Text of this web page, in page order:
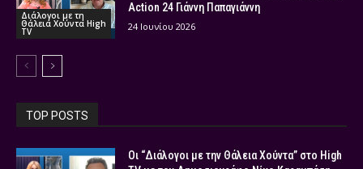
Διάλογοι με τη
Θάλεια Χούντα High
TV
Action 24 Γιάννη Παπαγιάννη
24 Ιουνίου 2026
TOP POSTS
Οι “Διάλογοι με την Θάλεια Χούντα” στο High